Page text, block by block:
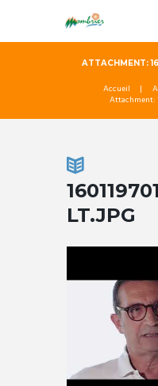
ATTACHMENT:
Accueil
Attachment:
LT.JPG